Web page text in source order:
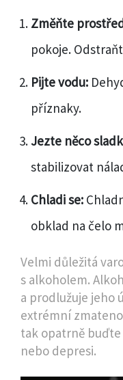
Změňte
pokoje.
Pijte vodu:
příznaky.
Jezte něco
stabilizovat
Chladi se:
obklad na čelo
Velmi důležitá
s alkoholem.
a prodlužuje jeho
extrémní
tak opatrně
nebo depresi.